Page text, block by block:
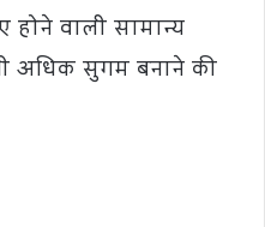
होने वाली सामान्य
अधिक सुगम बनाने की